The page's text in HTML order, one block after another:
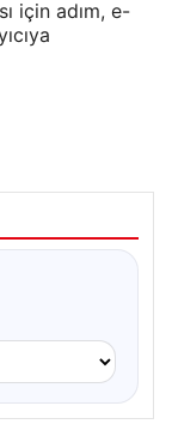
için adım, e-